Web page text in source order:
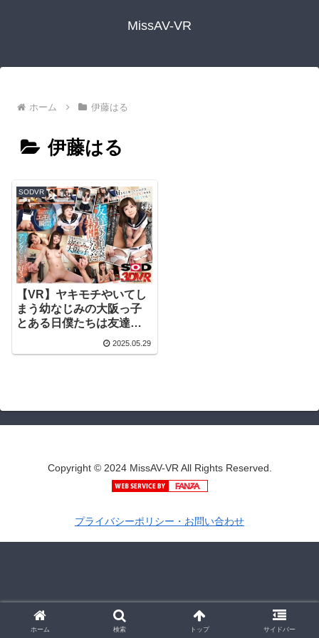
MissAV-VR
ホーム 伊藤はる
伊藤はる
SODVR
【VR】ヤキモチやいてし
まう幼なじみの大阪っ子
とある日僕たちは友達の
一線を越えてしまう… 伊
藤はる | 13dsvr00754 |
2025.05.29
Copyright © 2024 MissAV-VR All Rights Reserved.
プライバシーポリシー・お問い合わせ
ホーム 検索 トップ サイドバー